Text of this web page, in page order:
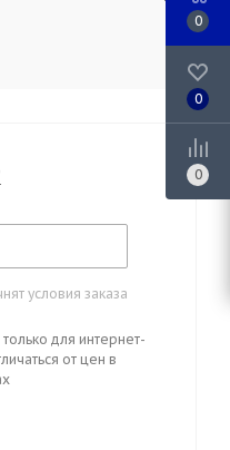
условия заказа
для интернет-
от цен в
0
0
0